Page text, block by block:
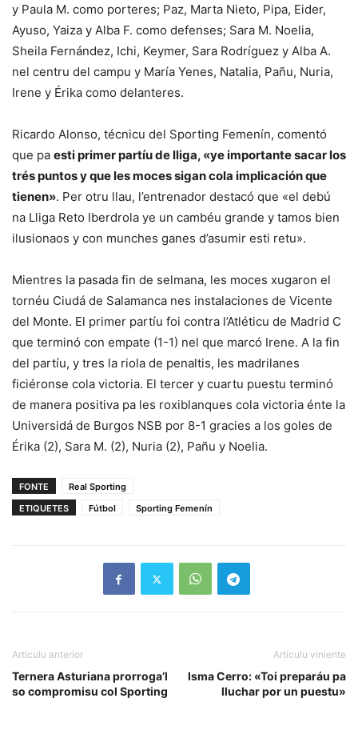
y Paula M. como porteres; Paz, Marta Nieto, Pipa, Eider,
Ayuso, Yaiza y Alba F. como defenses; Sara M. Noelia,
Sheila Fernández, Ichi, Keymer, Sara Rodríguez y Alba A.
nel centru del campu y María Yenes, Natalia, Pañu, Nuria,
Irene y Érika como delanteres.
Ricardo Alonso, técnicu del Sporting Femenín, comentó
que pa esti primer partíu de lliga, «ye importante sacar los
trés puntos y que les moces sigan cola implicación que
tienen». Per otru llau, l’entrenador destacó que «el debú
na Lliga Reto Iberdrola ye un cambéu grande y tamos bien
ilusionaos y con munches ganes d’asumir esti retu».
Mientres la pasada fin de selmana, les moces xugaron el
tornéu Ciudá de Salamanca nes instalaciones de Vicente
del Monte. El primer partíu foi contra l’Atléticu de Madrid C
que terminó con empate (1-1) nel que marcó Irene. A la fin
del partíu, y tres la riola de penaltis, les madrilanes
ficiéronse cola victoria. El tercer y cuartu puestu terminó
de manera positiva pa les roxiblanques cola victoria énte la
Universidá de Burgos NSB por 8-1 gracies a los goles de
Érika (2), Sara M. (2), Nuria (2), Pañu y Noelia.
FONTE
Real Sporting
ETIQUETES
Fútbol Sporting Femenín
Artículu anterior
Ternera Asturiana prorroga’l
so compromisu col Sporting
Artículu viniente
Isma Cerro: «Toi preparáu pa
lluchar por un puestu»